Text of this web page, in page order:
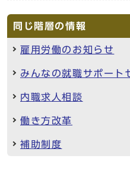
同じ階層の情報
雇用労働のお知らせ
みんなの就職サポート
内職求人相談
働き方改革
補助制度